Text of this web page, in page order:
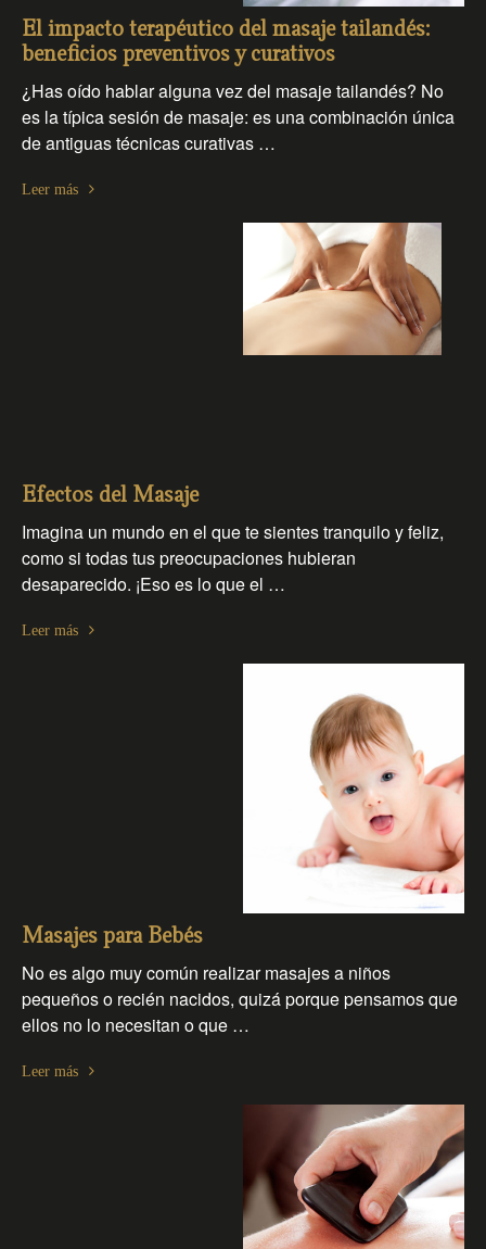
El impacto terapéutico del masaje tailandés:
beneficios preventivos y curativos
¿Has oído hablar alguna vez del masaje tailandés? No
es la típica sesión de masaje: es una combinación única
de antiguas técnicas curativas …
Leer más
Efectos del Masaje
Imagina un mundo en el que te sientes tranquilo y feliz,
como si todas tus preocupaciones hubieran
desaparecido. ¡Eso es lo que el …
Leer más
Masajes para Bebés
No es algo muy común realizar masajes a niños
pequeños o recién nacidos, quizá porque pensamos que
ellos no lo necesitan o que …
Leer más